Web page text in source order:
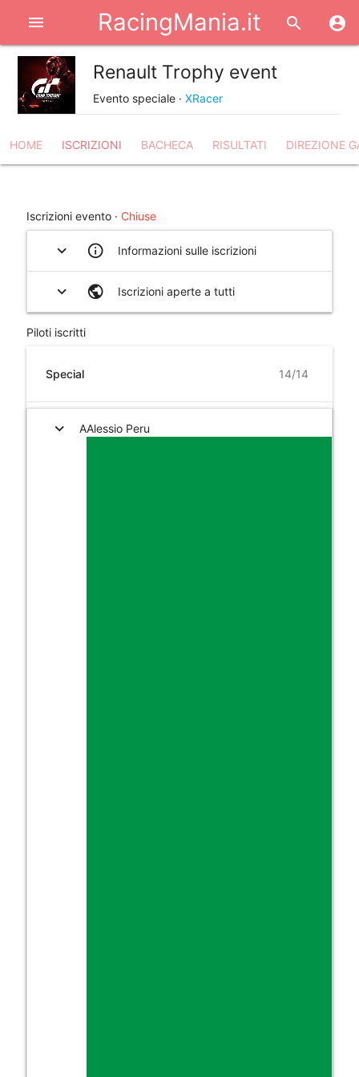
menu RacingMania.it search account_circle
Renault Trophy event
Evento speciale ·XRacer
HOME ISCRIZIONI BACHECA RISULTATI DIREZIONE
Iscrizioni evento · Chiuse
expand_more info_outline Informazioni sulle iscrizioni
expand_more public Iscrizioni aperte a tutti
Piloti iscritti
Special
expand_more AAlessio Peru